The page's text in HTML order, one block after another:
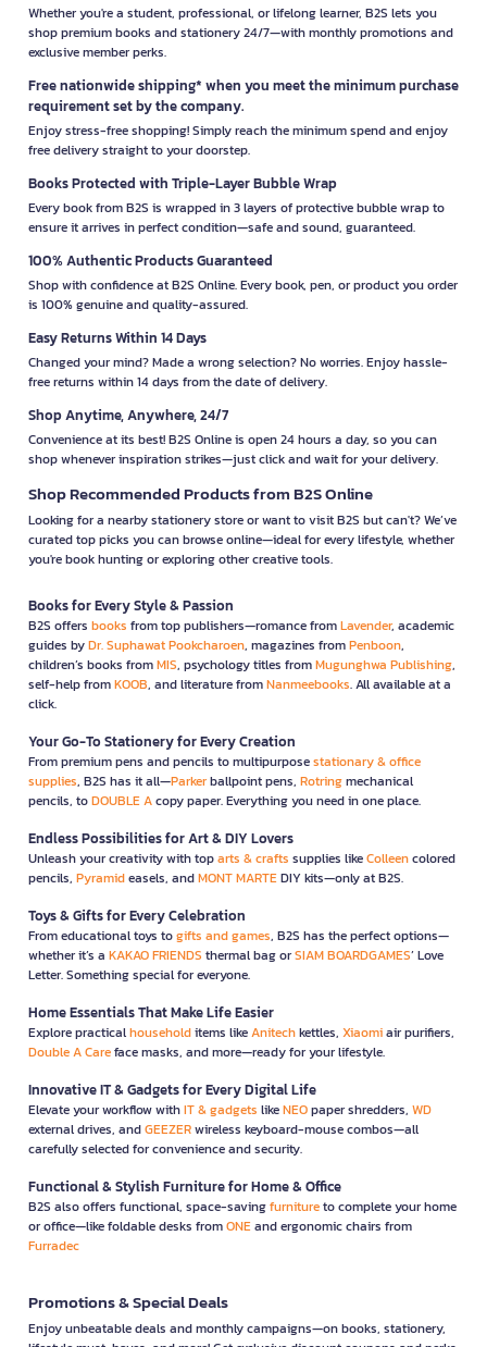
Whether you're a student, professional, or lifelong learner, B2S lets you
shop premium books and stationery 24/7—with monthly promotions and
exclusive member perks.
Free nationwide shipping* when you meet the minimum purchase
requirement set by the company.
Enjoy stress-free shopping! Simply reach the minimum spend and enjoy
free delivery straight to your doorstep.
Books Protected with Triple-Layer Bubble Wrap
Every book from B2S is wrapped in 3 layers of protective bubble wrap to
ensure it arrives in perfect condition—safe and sound, guaranteed.
100% Authentic Products Guaranteed
Shop with confidence at B2S Online. Every book, pen, or product you order
is 100% genuine and quality-assured.
Easy Returns Within 14 Days
Changed your mind? Made a wrong selection? No worries. Enjoy hassle-
free returns within 14 days from the date of delivery.
Shop Anytime, Anywhere, 24/7
Convenience at its best! B2S Online is open 24 hours a day, so you can
shop whenever inspiration strikes—just click and wait for your delivery.
Shop Recommended Products from B2S Online
Looking for a nearby stationery store or want to visit B2S but can't? We’ve
curated top picks you can browse online—ideal for every lifestyle, whether
you're book hunting or exploring other creative tools.
Books for Every Style & Passion
B2S offers books from top publishers—romance fromLavender, academic
guides byDr. Suphawat Pookcharoen, magazines fromPenboon,
children’s books fromMIS, psychology titles fromMugunghwa Publishing,
self-help fromKOOB, and literature fromNanmeebooks. All available at a
click.
Your Go-To Stationery for Every Creation
From premium pens and pencils to multipurposestationary & office
supplies, B2S has it all—Parkerballpoint pens, Rotringmechanical
pencils, toDOUBLE Acopy paper. Everything you need in one place.
Endless Possibilities for Art & DIY Lovers
Unleash your creativity with toparts & crafts supplies likeColleencolored
pencils, Pyramideasels, andMONT MARTEDIY kits—only at B2S.
Toys & Gifts for Every Celebration
From educational toys togifts and games, B2S has the perfect options—
whether it’s a KAKAO FRIENDS thermal bag orSIAM BOARDGAMES’ Love
Letter. Something special for everyone.
Home Essentials That Make Life Easier
Explore practicalhouseholditems likeAnitechkettles, Xiaomiair purifiers,
Double A Careface masks, and more—ready for your lifestyle.
Innovative IT & Gadgets for Every Digital Life
Elevate your workflow withIT & gadgets likeNEOpaper shredders, WD
external drives, andGEEZERwireless keyboard-mouse combos—all
carefully selected for convenience and security.
Functional & Stylish Furniture for Home & Office
B2S also offers functional, space-savingfurnitureto complete your home
or office—like foldable desks fromONEand ergonomic chairs from
Furradec
Promotions & Special Deals
Enjoy unbeatable deals and monthly campaigns—on books, stationery,